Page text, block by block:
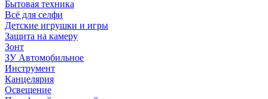
Бытовая техника
Всё для селфи
Детские игрушки и игры
Защита на камеру
Зонт
ЗУ Автомобильное
Инструмент
Канцелярия
Освещение